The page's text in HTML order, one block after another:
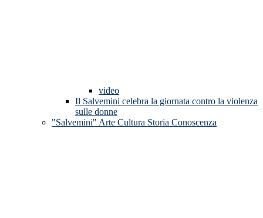
video
Il Salvemini celebra la giornata contro la violenza
sulle donne
"Salvemini" Arte Cultura Storia Conoscenza